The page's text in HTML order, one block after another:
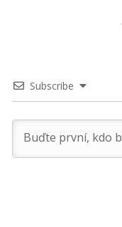
Subscribe